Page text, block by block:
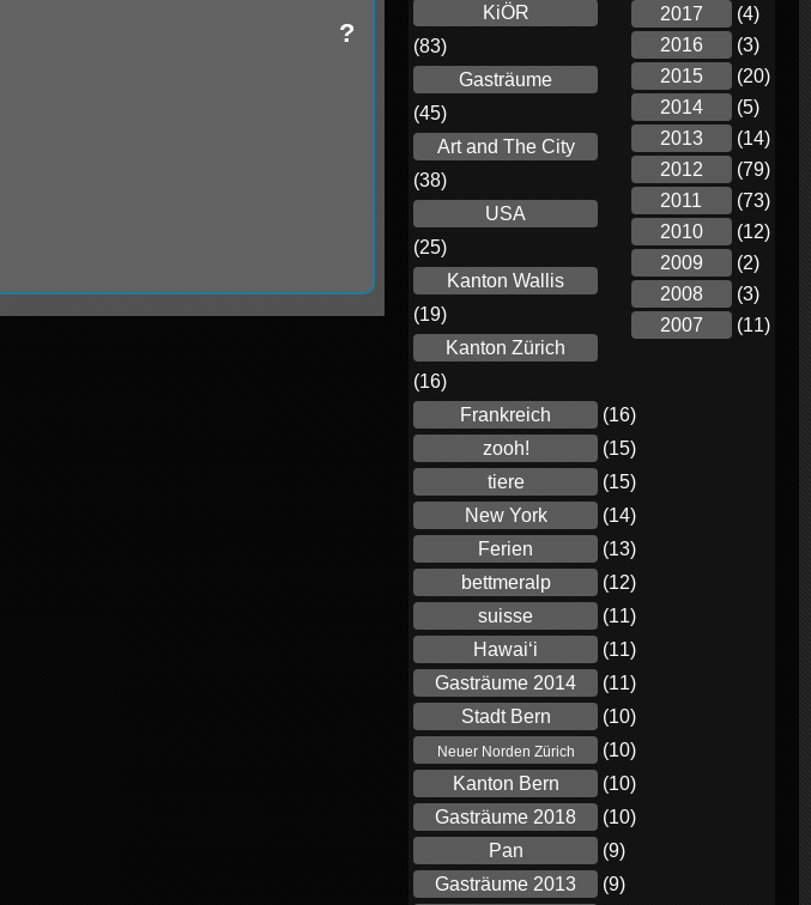
?
2017
(4)
2016
(3)
2015
(20)
2014
(5)
2013
(14)
2012
(79)
2011
(73)
2010
(12)
2009
(2)
2008
(3)
2007
(11)
KiÖR
(83)
Gasträume
(45)
Art and The City
(38)
USA
(25)
Kanton Wallis
(19)
Kanton Zürich
(16)
Frankreich
(16)
zooh!
(15)
tiere
(15)
New York
(14)
Ferien
(13)
bettmeralp
(12)
suisse
(11)
Hawaiʻi
(11)
Gasträume 2014
(11)
Stadt Bern
(10)
Neuer Norden Zürich
(10)
Kanton Bern
(10)
Gasträume 2018
(10)
Pan
(9)
Gasträume 2013
(9)